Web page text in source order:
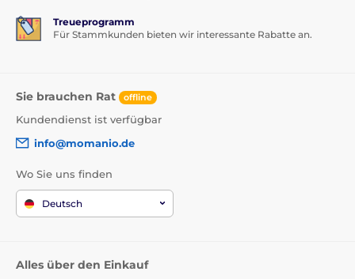
Treueprogramm
Für Stammkunden bieten wir interessante Rabatte an.
Sie brauchen Rat offline
Kundendienst ist verfügbar
info@momanio.de
Wo Sie uns finden
Deutsch
Alles über den Einkauf